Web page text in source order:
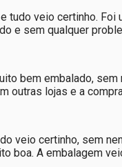
veio certinho. Foi
e sem qualquer
bem embalado,
outras lojas e a
veio certinho, sem
boa. A embalagem